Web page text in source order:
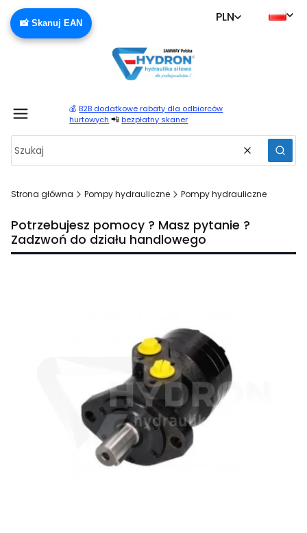
📸 Skanuj EAN PLN
💰 B2B dodatkowe rabaty dla odbiorców
hurtowych 📲 bezpłatny skaner
Wyczyść
Strona główna Pompy hydrauliczne Pompy hydrauliczne
Potrzebujesz pomocy ? Masz pytanie ?
Zadzwoń do działu handlowego